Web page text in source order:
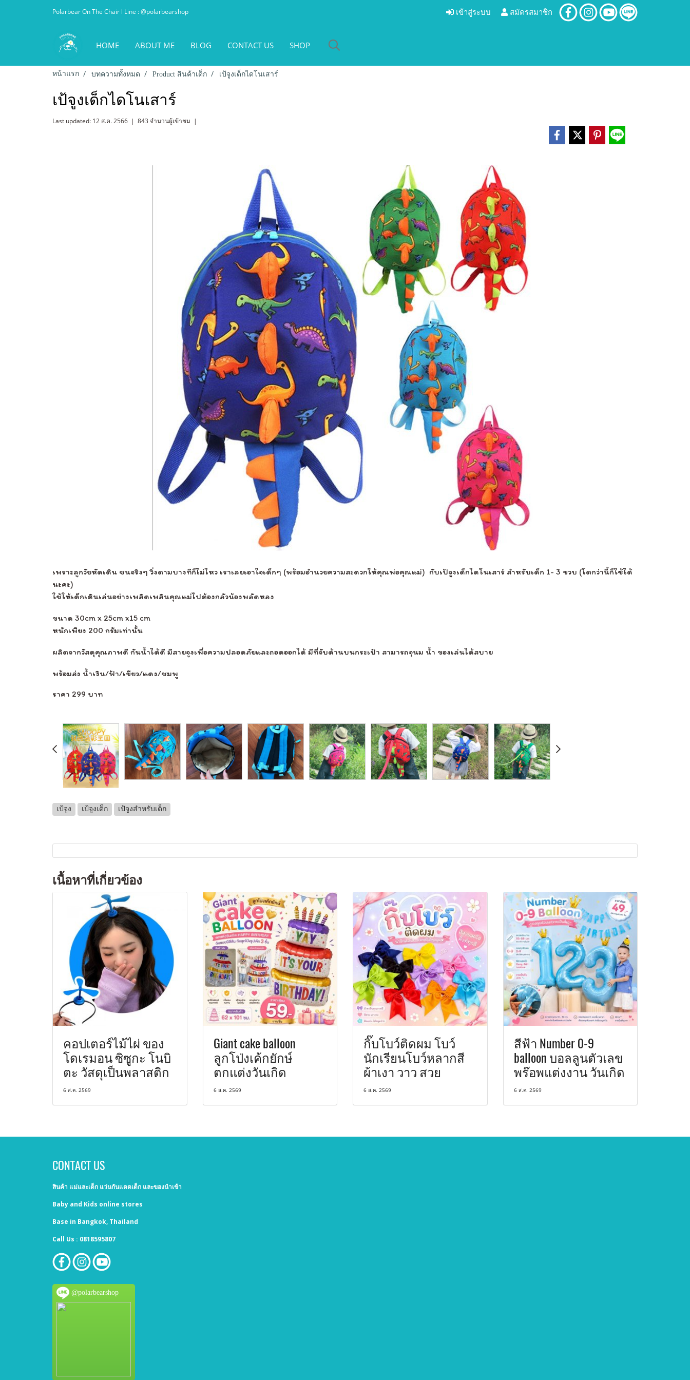
Polarbear On The Chair l Line : @polarbearshop เข้าสู่ระบบ สมัครสมาชิก
HOME ABOUT ME BLOG CONTACT US SHOP
หน้าแรก บทความทั้งหมด Product สินค้าเด็ก เป้จูงเด็กไดโนเสาร์
เป้จูงเด็กไดโนเสาร์
Last updated: 12 ส.ค. 2566 | 843 จำนวนผู้เข้าชม |
เพราะลูกวัยหัดเดิน ซนจริงๆ วิ่งตามบางทีก็ไม่ไหว เราเลยเอาใจเด็กๆ (พร้อมอำนวยความสะดวกให้คุณพ่อคุณแม่) กับเป้จูงเด็กไดโนเสาร์ สำหรับเด็ก 1- 3 ขวบ (โตกว่านี้ก็ใช้ได้
นะคะ)
ใช้ให้เด็กเดินเล่นอย่างเพลิดเพลินคุณแม่ไปต้องกลัวน้องพลัดหลง
ขนาด 30cm x 25cm x15 cm
หนักเพียง 200 กรัมเท่านั้น
ผลิตจากวัสดุคุณภาพดี กันน้ำได้ดี มีสายจูงเพื่อความปลอดภัยและถอดออกได้ มีที่จับด้านบนกระเป๋า สามารถจุนม น้ำ ของเล่นได้สบาย
พร้อมส่ง น้ำเงิน/ฟ้า/เขียว/แดง/ชมพู
ราคา 299 บาท
เป้จูง เป้จูงเด็ก เป้จูงสำหรับเด็ก
เนื้อหาที่เกี่ยวข้อง
คอปเตอร์ไม้ไผ่ ของ
โดเรมอน ซิซูกะ โนบิ
ตะ วัสดุเป็นพลาสติก
6 ส.ค. 2569
Giant cake balloon
ลูกโป่งเค้กยักษ์
ตกแต่งวันเกิด
6 ส.ค. 2569
กิ๊บโบว์ติดผม โบว์
นักเรียนโบว์หลากสี
ผ้าเงา วาว สวย
6 ส.ค. 2569
สีฟ้า Number 0-9
balloon บอลลูนตัวเลข
พร๊อพแต่งงาน วันเกิด
6 ส.ค. 2569
CONTACT US
สินค้า แม่และเด็ก แว่นกันแดดเด็ก และของนำเข้า
Baby and Kids online stores
Base in Bangkok, Thailand
Call Us : 0818595807
@polarbearshop